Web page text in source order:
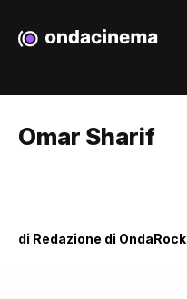
Omar Sharif
di Redazione di OndaRock